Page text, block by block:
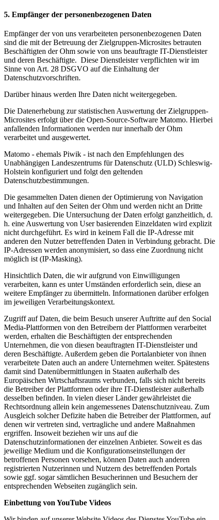
5. Empfänger der personenbezogenen Daten
Empfänger der von uns verarbeiteten personenbezogenen Daten
sind die mit der Betreuung der Zielgruppen-Microsites betrauten
Beschäftigten der Ohm sowie von uns beauftragte IT-Dienstleister
und deren Beschäftigte. Diese Dienstleister verpflichten wir im
Sinne von Art. 28 DSGVO auf die Einhaltung der
Datenschutzvorschriften.
Darüber hinaus werden Ihre Daten nicht weitergegeben.
Die Datenerhebung zur statistischen Auswertung der Zielgruppen-
Microsites erfolgt über die Open-Source-Software Matomo. Hierbei
anfallenden Informationen werden nur innerhalb der Ohm
verarbeitet und ausgewertet.
Matomo - ehemals Piwik - ist nach den Empfehlungen des
Unabhängigen Landeszentrums für Datenschutz (ULD) Schleswig-
Holstein konfiguriert und folgt den geltenden
Datenschutzbestimmungen.
Die gesammelten Daten dienen der Optimierung von Navigation
und Inhalten auf den Seiten der Ohm und werden nicht an Dritte
weitergegeben. Die Untersuchung der Daten erfolgt ganzheitlich, d.
h. eine Auswertung von User basierenden Einzeldaten wird explizit
nicht durchgeführt. Es wird in keinem Fall die IP-Adresse mit
anderen den Nutzer betreffenden Daten in Verbindung gebracht. Die
IP-Adressen werden anonymisiert, so dass eine Zuordnung nicht
möglich ist (IP-Masking).
Hinsichtlich Daten, die wir aufgrund von Einwilligungen
verarbeiten, kann es unter Umständen erforderlich sein, diese an
weitere Empfänger zu übermitteln. Informationen darüber erfolgen
im jeweiligen Verarbeitungskontext.
Zugriff auf Daten, die beim Besuch unserer Auftritte auf den Social
Media-Plattformen von den Betreibern der Plattformen verarbeitet
werden, erhalten die Beschäftigten der entsprechenden
Unternehmen, die von diesen beauftragten IT-Dienstleister und
deren Beschäftigte. Außerdem geben die Portalanbieter von ihnen
verarbeitete Daten auch an andere Unternehmen weiter. Spätestens
damit sind Datenübermittlungen in Staaten außerhalb des
Europäischen Wirtschaftsraums verbunden, falls sich nicht bereits
die Betreiber der Plattformen oder ihre IT-Dienstleister außerhalb
desselben befinden. In vielen dieser Länder gewährleistet die
Rechtsordnung allein kein angemessenes Datenschutzniveau. Zum
Ausgleich solcher Defizite haben die Betreiber der Plattformen, auf
denen wir vertreten sind, vertragliche und andere Maßnahmen
ergriffen. Insoweit beziehen wir uns auf die
Datenschutzinformationen der einzelnen Anbieter. Soweit es das
jeweilige Medium und die Konfigurationseinstellungen der
betroffenen Personen vorsehen, können Daten auch anderen
registrierten Nutzerinnen und Nutzern des betreffenden Portals
sowie ggf. sogar sämtlichen Besucherinnen und Besuchern der
entsprechenden Webseiten zugänglich sein.
Einbettung von YouTube Videos